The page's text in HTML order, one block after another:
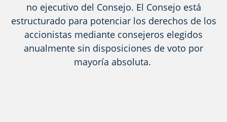
no ejecutivo del Consejo. El Consejo está
estructurado para potenciar los derechos de los
accionistas mediante consejeros elegidos
anualmente sin disposiciones de voto por
mayoría absoluta.